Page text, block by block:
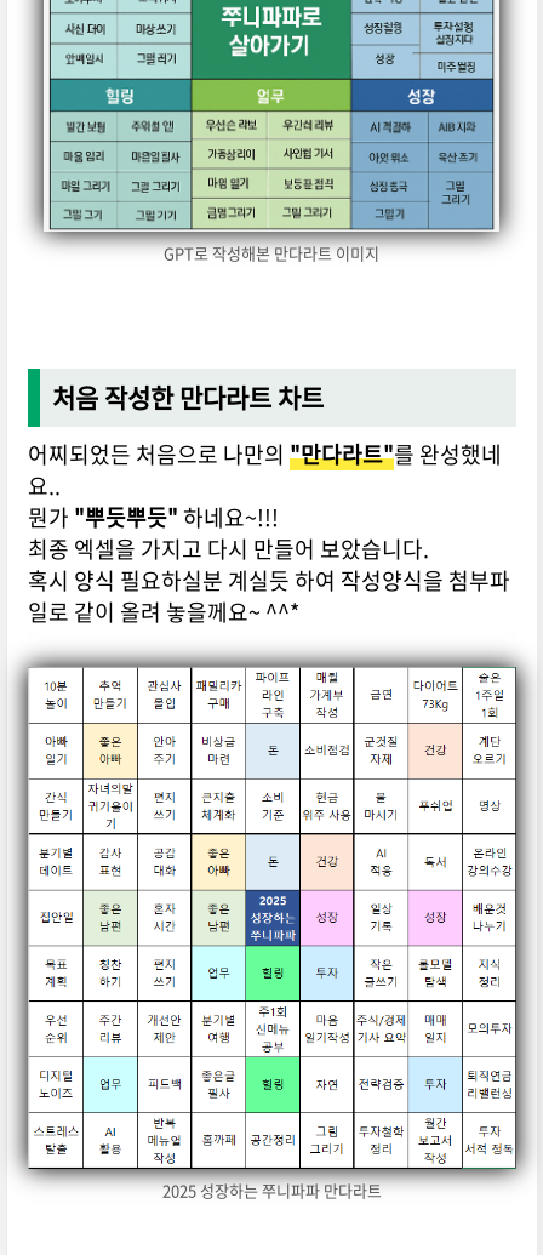
GPT로 작성해본 만다라트 이미지
처음 작성한 만다라트 차트
어찌되었든 처음으로 나만의 "만다라트"를 완성했네
요..
뭔가 "뿌듯뿌듯"하네요~!!!
최종 엑셀을 가지고 다시 만들어 보았습니다.
혹시 양식 필요하실분 계실듯 하여 작성양식을 첨부파
일로 같이 올려 놓을께요~ ^^*
2025 성장하는 쭈니파파 만다라트